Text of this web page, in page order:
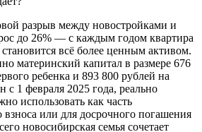
разрыв между новостройками и
до 26% — с каждым годом квартира
становится всё более ценным активом.
материнский капитал в размере 676
ребенка и 893 800 рублей на
с 1 февраля 2025 года, реально
использовать как часть
взноса или для досрочного погашения
новосибирская семья сочетает